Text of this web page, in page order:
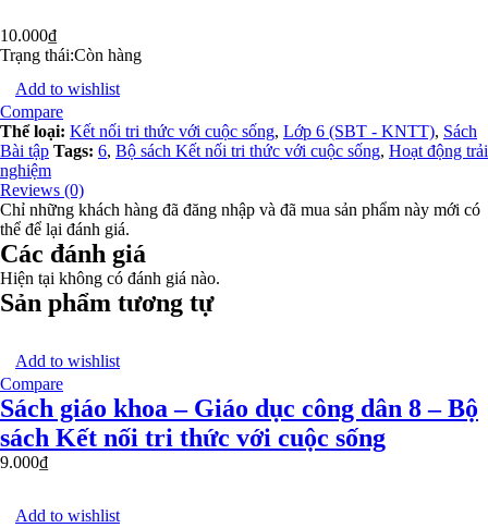
10.000₫
Trạng thái:Còn hàng
Add to wishlist
Compare
Thể loại: Kết nối tri thức với cuộc sống, Lớp 6 (SBT - KNTT), Sách
Bài tập Tags: 6, Bộ sách Kết nối tri thức với cuộc sống, Hoạt động trải
nghiệm
Reviews (0)
Chỉ những khách hàng đã đăng nhập và đã mua sản phẩm này mới có
thể để lại đánh giá.
Các đánh giá
Hiện tại không có đánh giá nào.
Sản phẩm tương tự
Add to wishlist
Compare
Sách giáo khoa – Giáo dục công dân 8 – Bộ
sách Kết nối tri thức với cuộc sống
9.000₫
Add to wishlist